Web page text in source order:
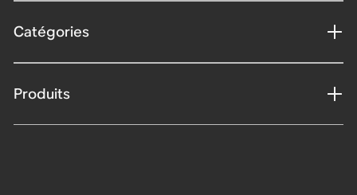
Catégories
Produits